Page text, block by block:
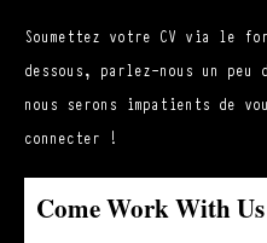
Soumettez votre CV via le
dessous, parlez-nous un peu
nous serons impatients de
connecter !
Come Work With Us